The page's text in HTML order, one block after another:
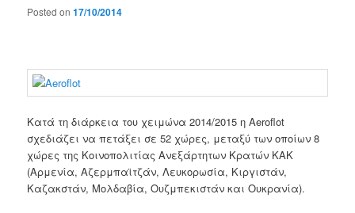
Posted on17/10/2014
Κατά τη διάρκεια του χειμώνα 2014/2015 ηAeroflot
σχεδιάζει να πετάξει σε 52 χώρες, μεταξύ των οποίων 8
χώρες της Κοινοπολιτίας Ανεξάρτητων Κρατών ΚΑΚ
(Αρμενία,Αζερμπαϊτζάν,Λευκορωσία, Κιργιστάν,
Καζακστάν, Μολδαβία,Ουζμπεκιστάν και Ουκρανία).